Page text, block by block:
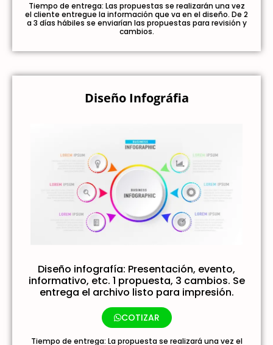
Tiempo de entrega: Las propuestas se realizarán una vez
el cliente entregue la información que va en el diseño. De 2
a 3 días hábiles se enviarían las propuestas para revisión y
cambios.
Diseño Infográfia
Diseño infografía: Presentación, evento,
informativo, etc. 1 propuesta, 3 cambios. Se
entrega el archivo listo para impresión.
COTIZAR
Tiempo de entrega: La propuesta se realizará una vez el